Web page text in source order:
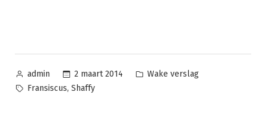
Geplaatst
door
admin 2 maart 2014
Geplaatst
Wake verslag
Tags:
Fransiscus, Shaffy